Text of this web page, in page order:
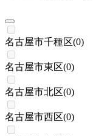
名古屋市千種区(0)
名古屋市東区(0)
名古屋市北区(0)
名古屋市西区(0)